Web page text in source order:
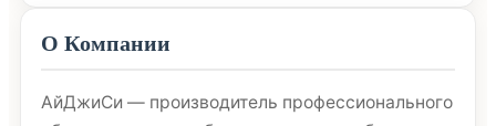
О Компании
АйДжиСи — производитель профессионального